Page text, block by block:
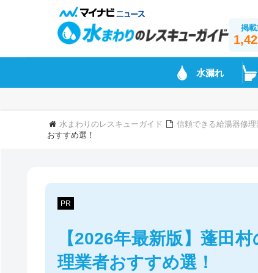
掲
水漏れ
水まわりのレスキューガイド 信頼できる給湯器修理
おすすめ選！
PR
【2026年最新版】蓬田
理業者おすすめ選！